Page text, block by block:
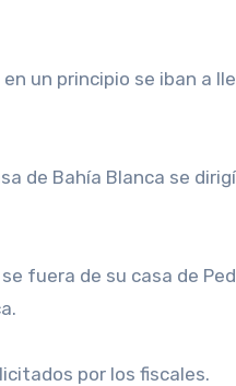
un principio se iban a
de Bahía Blanca se
fuera de su casa de
por los fiscales.